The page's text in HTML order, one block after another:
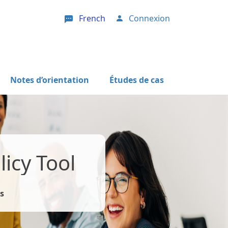
French User account menu
Connexion
Notes d’orientation Études de cas
Tool